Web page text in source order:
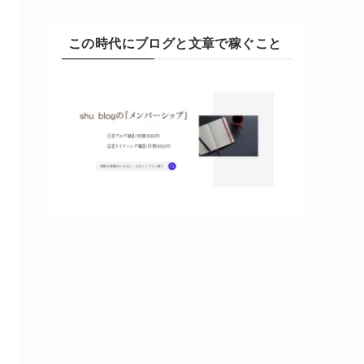
この時代にブログと文章で稼ぐこと